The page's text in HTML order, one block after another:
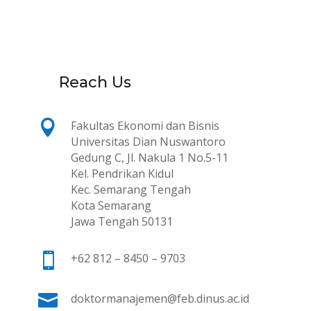
Reach Us

Fakultas Ekonomi dan Bisnis
Universitas Dian Nuswantoro
Gedung C, Jl. Nakula 1 No.5-11
Kel. Pendrikan Kidul
Kec. Semarang Tengah
Kota Semarang
Jawa Tengah 50131
 +62 812 – 8450 – 9703
 doktormanajemen@feb.dinus.ac.id